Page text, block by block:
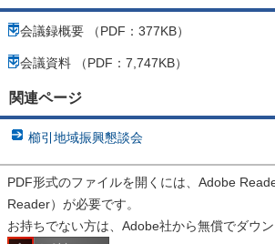
会議録概要 （PDF：377KB）
会議資料 （PDF：7,747KB）
関連ページ
櫛引地域振興懇談会
PDF形式のファイルを開くには、Adobe
Reader）が必要です。
お持ちでない方は、Adobe社から無償でダウン